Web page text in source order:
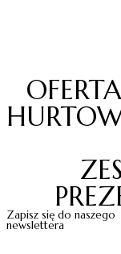
OFERTA
Zapisz się do naszego
newslettera